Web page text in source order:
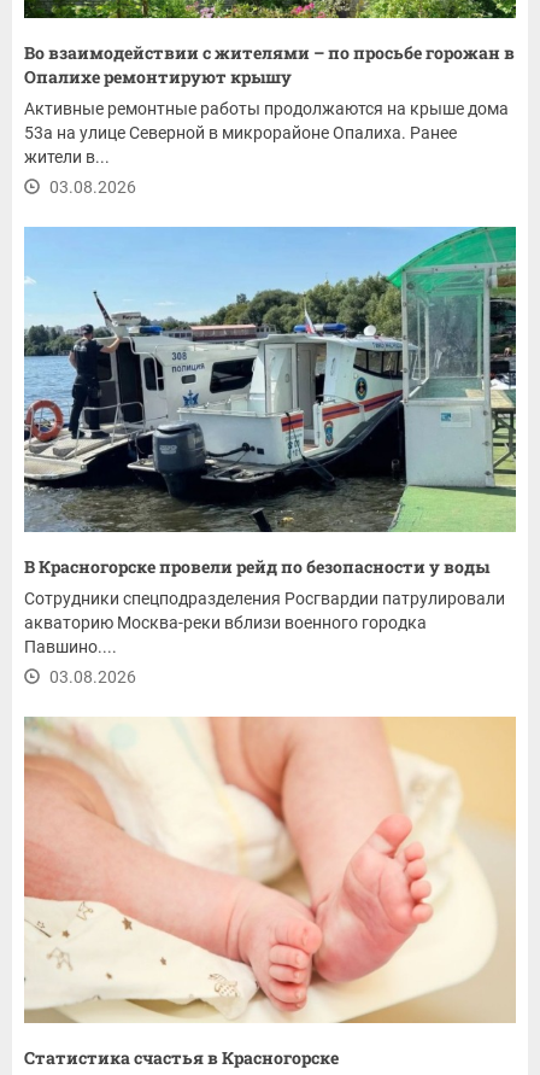
Во взаимодействии с жителями – по просьбе горожан в
Опалихе ремонтируют крышу
Активные ремонтные работы продолжаются на крыше дома
53а на улице Северной в микрорайоне Опалиха. Ранее
жители в...
03.08.2026
В Красногорске провели рейд по безопасности у воды
Сотрудники спецподразделения Росгвардии патрулировали
акваторию Москва-реки вблизи военного городка
Павшино....
03.08.2026
Статистика счастья в Красногорске